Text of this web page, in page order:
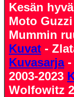
Kesän
Moto
Mummin
Kuvat -
Kuvasarja-
2003-2023
Wolfowitz